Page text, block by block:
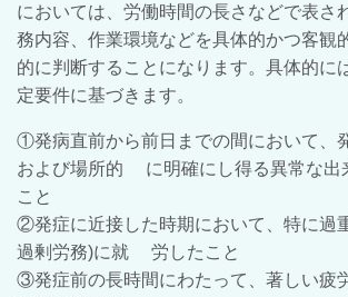
においては、労働時間の長さなどで表さ
務内容、作業環境などを具体的かつ客観
的に判断することになります。具体的に
定要件に基づきます。
①発病直前から前日までの間において、
および場所的 に明確にし得る異常な出
こと
②発症に近接した時期において、特に過
過剰労務)に就 労したこと
③発症前の長時間にわたって、著しい疲